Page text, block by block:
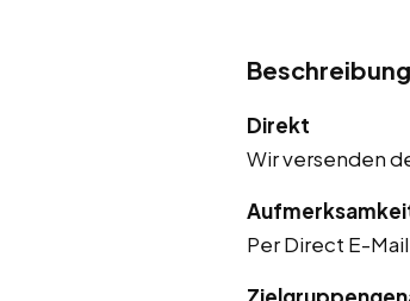
Beschreibung
Direkt
Wir versenden
Per Direct E-